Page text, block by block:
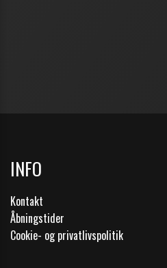
INFO
Kontakt
Åbningstider
Cookie- og privatlivspolitik